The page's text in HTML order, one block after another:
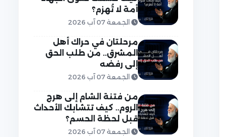
أمة لا تُهزم؟
الجمعة 07 آب 2026
مرحلتان في حراك أهل
المشرق.. من طلب الحق
إلى رفضه
الجمعة 07 آب 2026
من فتنة الشام إلى هرج
الروم.. كيف تتشابك الأحداث
قبل لحظة الحسم؟
الجمعة 07 آب 2026